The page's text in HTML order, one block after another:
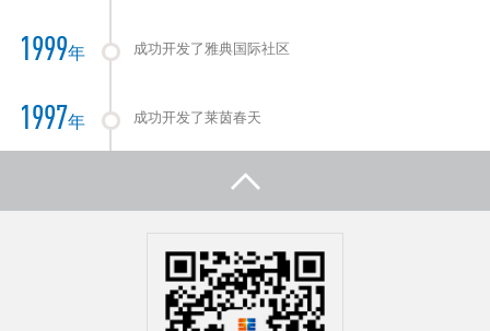
1999年 成功开发了雅典国际社区
1997年 成功开发了莱茵春天